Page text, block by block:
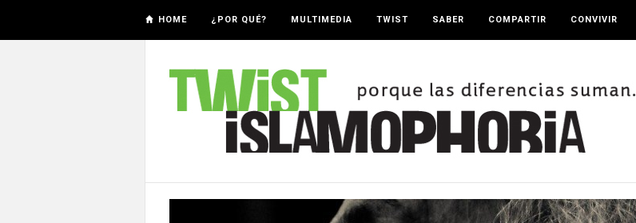
HOME ¿POR QUÉ? MULTIMEDIA TWIST SABER COMPARTIR CONVIVIR